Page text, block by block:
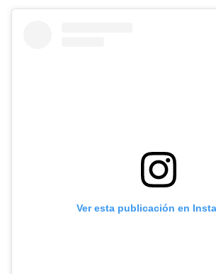
Ver esta publicación en